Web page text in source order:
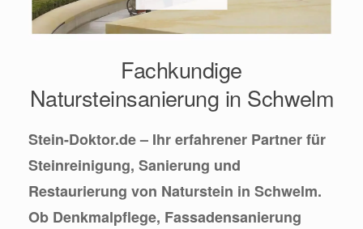
Fachkundige
Natursteinsanierung in Schwelm
Stein-Doktor.de – Ihr erfahrener Partner für
Steinreinigung, Sanierung und
Restaurierung von Naturstein in Schwelm.
Ob Denkmalpflege, Fassadensanierung